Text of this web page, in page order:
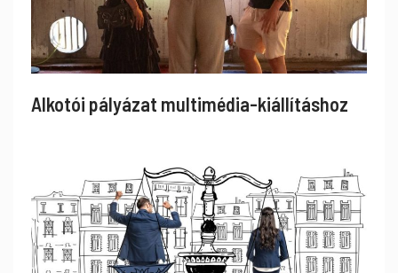
Alkotói pályázat multimédia-kiállításhoz